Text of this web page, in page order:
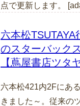
点で更新します。
六本松TSUTAYA
のスターバック
【蔦屋書店ツタ
六本松421内2Fにあ
きました～。従来の